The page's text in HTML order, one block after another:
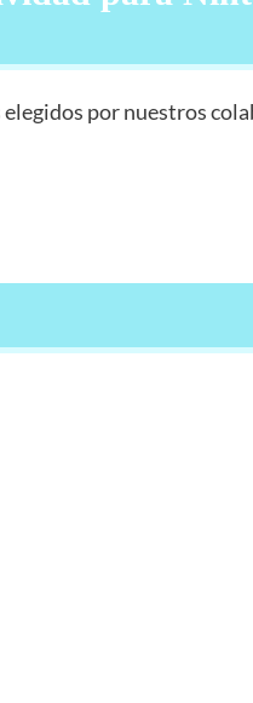
por nuestros